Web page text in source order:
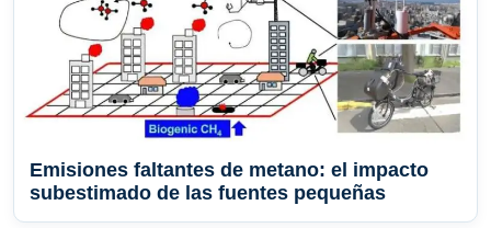
Emisiones faltantes de metano: el impacto
subestimado de las fuentes pequeñas